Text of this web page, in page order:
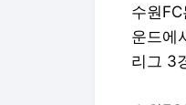
수원
운드에
리그 3